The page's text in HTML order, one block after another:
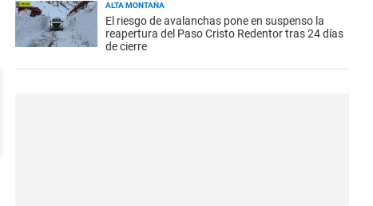
ALTA MONTAÑA
El riesgo de avalanchas pone en suspenso la
reapertura del Paso Cristo Redentor tras 24 días
de cierre